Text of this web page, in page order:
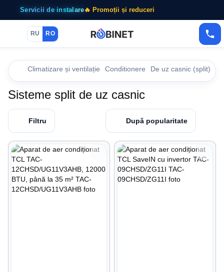
Servicii de instalare🔥 Promoții și reduceri
RU RO
Climatizare și ventilație Conditionere De uz casnic (split)
Sisteme split de uz casnic
Filtru După popularitate